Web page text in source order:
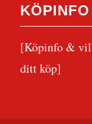
[Köpinfo &
ditt köp]